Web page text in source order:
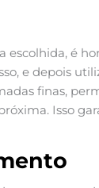
escolhida, é
e depois
finas,
Isso